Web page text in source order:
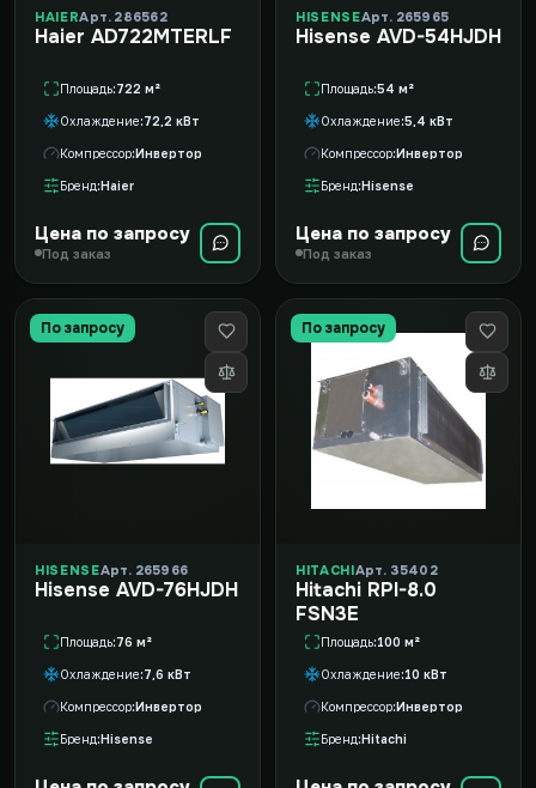
HAIERАрт. 286562
Haier AD722MTERLF
Площадь 722 м²
Охлаждение 72,2 кВт
Компрессор Инвертор
Бренд Haier
Цена по запросу
Под заказ
HISENSEАрт. 265965
Hisense AVD-54HJDH
Площадь 54 м²
Охлаждение 5,4 кВт
Компрессор Инвертор
Бренд Hisense
Цена по запросу
Под заказ
По запросу
HISENSEАрт. 265966
Hisense AVD-76HJDH
Площадь 76 м²
Охлаждение 7,6 кВт
Компрессор Инвертор
Бренд Hisense
По запросу
HITACHIАрт. 35402
Hitachi RPI-8.0
FSN3E
Площадь 100 м²
Охлаждение 10 кВт
Компрессор Инвертор
Бренд Hitachi